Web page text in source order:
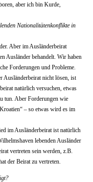
aber ich bin Kurde,
Nationalitätenkonflikte in
Aber im Ausländerbeirat
Ausländer behandelt. Wir haben
Forderungen und Probleme.
Ausländerbeirat nicht lösen, ist
natürlich versuchen, etwas
tun. Aber Forderungen wie
– so etwas wird es im
im Ausländerbeirat ist natürlich
lebenden Ausländer
vertreten sein werden, z.B.
der Beirat zu vertreten.